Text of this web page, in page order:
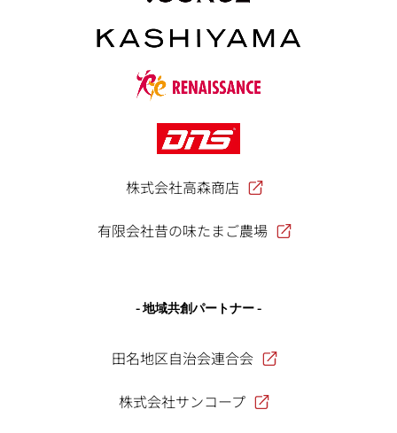
株式会社高森商店
有限会社昔の味たまご農場
- 地域共創パートナー -
田名地区自治会連合会
株式会社サンコープ